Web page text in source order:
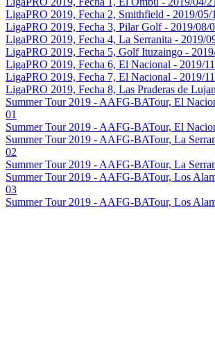
LigaPRO 2019, Fecha 2, Smithfield - 2019/05/
LigaPRO 2019, Fecha 3, Pilar Golf - 2019/08/
LigaPRO 2019, Fecha 4, La Serranita - 2019/
LigaPRO 2019, Fecha 5, Golf Ituzaingo -
LigaPRO 2019, Fecha 6, El Nacional - 2019/
LigaPRO 2019, Fecha 7, El Nacional - 2019/
LigaPRO 2019, Fecha 8, Las Praderas de
Summer Tour 2019 - AAFG-BATour, El
01
Summer Tour 2019 - AAFG-BATour, El
Summer Tour 2019 - AAFG-BATour, La
02
Summer Tour 2019 - AAFG-BATour, La
Summer Tour 2019 - AAFG-BATour, Los
03
Summer Tour 2019 - AAFG-BATour, Los